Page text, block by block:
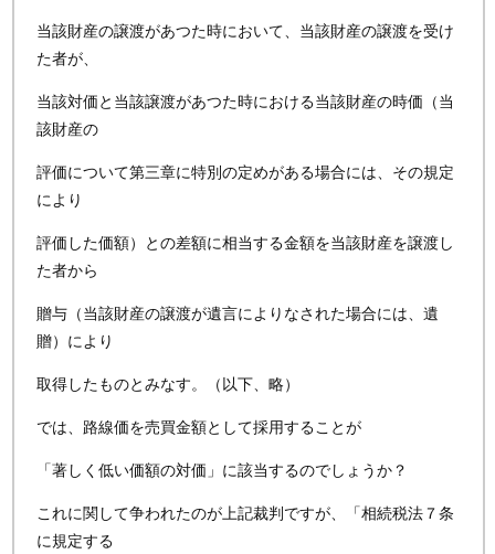
当該財産の譲渡があつた時において、当該財産の譲渡を受け
た者が、
当該対価と当該譲渡があつた時における当該財産の時価（当
該財産の
評価について第三章に特別の定めがある場合には、その規定
により
評価した価額）との差額に相当する金額を当該財産を譲渡し
た者から
贈与（当該財産の譲渡が遺言によりなされた場合には、遺
贈）により
取得したものとみなす。（以下、略）
では、路線価を売買金額として採用することが
「著しく低い価額の対価」に該当するのでしょうか？
これに関して争われたのが上記裁判ですが、「相続税法７条
に規定する